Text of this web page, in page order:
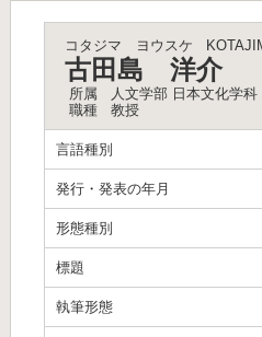
コタジマ ヨウスケ
古田島 洋介
所属
人文学部 日本文化学科
職種
教授
言語種別
発行・発表の年月
形態種別
標題
執筆形態